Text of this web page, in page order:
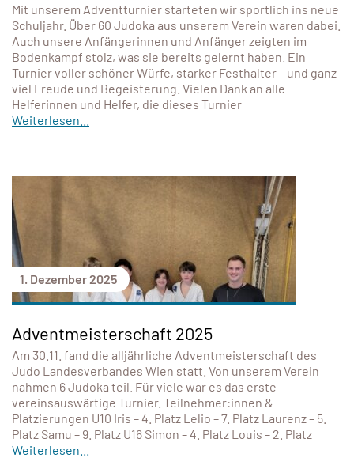
Mit unserem Adventturnier starteten wir sportlich ins neue
Schuljahr. Über 60 Judoka aus unserem Verein waren dabei.
Auch unsere Anfängerinnen und Anfänger zeigten im
Bodenkampf stolz, was sie bereits gelernt haben. Ein
Turnier voller schöner Würfe, starker Festhalter – und ganz
viel Freude und Begeisterung. Vielen Dank an alle
Helferinnen und Helfer, die dieses Turnier
Weiterlesen...
1. Dezember 2025
Adventmeisterschaft 2025
Am 30.11. fand die alljährliche Adventmeisterschaft des
Judo Landesverbandes Wien statt. Von unserem Verein
nahmen 6 Judoka teil. Für viele war es das erste
vereinsauswärtige Turnier. Teilnehmer:innen &
Platzierungen U10 Iris – 4. Platz Lelio – 7. Platz Laurenz – 5.
Platz Samu – 9. Platz U16 Simon – 4. Platz Louis – 2. Platz
Weiterlesen...